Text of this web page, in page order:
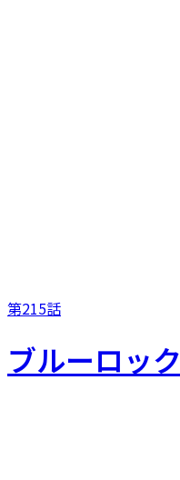
第215話
ブルーロック